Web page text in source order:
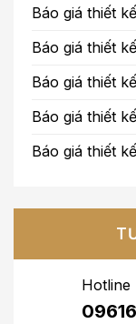
Báo giá thiết
Báo giá thiết
Báo giá thiết
Báo giá thiết
Báo giá thiết
Hotline